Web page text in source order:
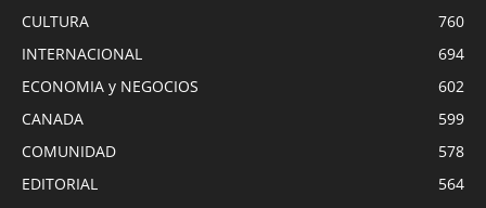
CULTURA
760
INTERNACIONAL
694
ECONOMIA y NEGOCIOS
602
CANADA
599
COMUNIDAD
578
EDITORIAL
564